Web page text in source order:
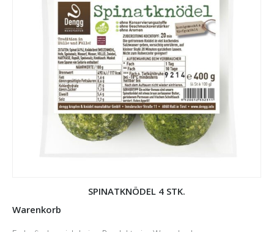
SPINATKNÖDEL 4 STK.
Warenkorb